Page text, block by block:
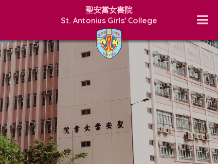
聖安當女書院
St. Antonius Girls' College